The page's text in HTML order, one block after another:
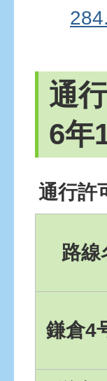
通
6年
通行許
路線
鎌倉4